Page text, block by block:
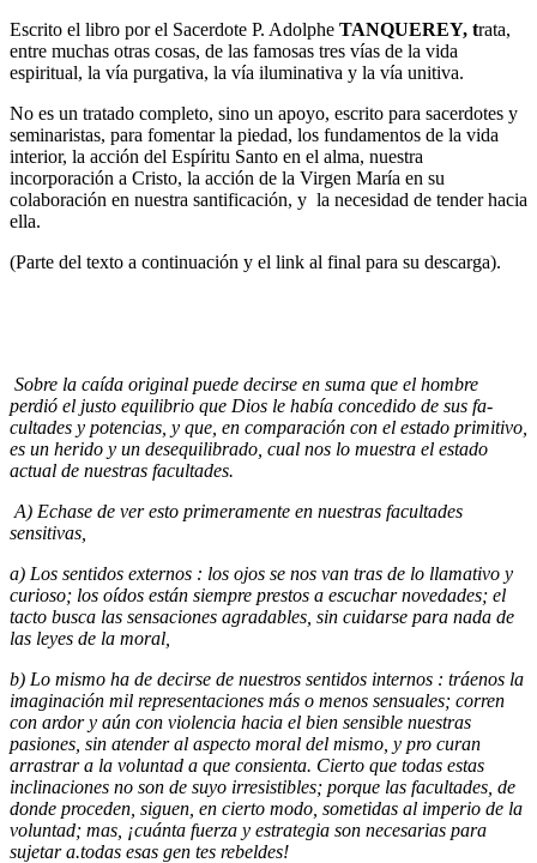
Escrito el libro por el Sacerdote P. Adolphe TANQUEREY, trata,
entre muchas otras cosas, de las famosas tres vías de la vida
espiritual, la vía purgativa, la vía iluminativa y la vía unitiva.
No es un tratado completo, sino un apoyo, escrito para sacerdotes y
seminaristas, para fomentar la piedad, los fundamentos de la vida
interior, la acción del Espíritu Santo en el alma, nuestra
incorporación a Cristo, la acción de la Virgen María en su
colaboración en nuestra santificación, y la necesidad de tender hacia
ella.
(Parte del texto a continuación y el link al final para su descarga).
Sobre la caída original puede decirse en suma que el hombre
perdió el justo equilibrio que Dios le había concedido de sus fa­
cultades y potencias, y que, en comparación con el estado primitivo,
es un herido y un desequili­brado, cual nos lo muestra el estado
actual de nuestras facultades.
A) Echase de ver esto primeramente en nuestras facultades
sensitivas,
a) Los sentidos externos : los ojos se nos van tras de lo llamativo y
curioso; los oídos están siempre prestos a escuchar novedades; el
tacto busca las sensaciones agradables, sin cui­darse para nada de
las leyes de la moral,
b) Lo mismo ha de decirse de nuestros sentidos internos : tráenos la
imaginación mil representaciones más o menos sensuales; corren
con ardor y aún con violencia hacia el bien sensible nuestras
pasiones, sin atender al aspecto moral del mismo, y pro­ curan
arrastrar a la voluntad a que consienta. Cierto que todas estas
inclinaciones no son de suyo irresistibles; porque las facultades, de
donde proceden, siguen, en cierto modo, sometidas al im­perio de la
voluntad; mas, ¡cuánta fuerza y estra­tegia son necesarias para
sujetar a.todas esas gen­ tes rebeldes!